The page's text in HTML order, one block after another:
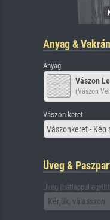
Anyag &
Anyag
Vászon
(Vászon
Vászon keret
Vászonkeret - Kép
Üveg &
Üveg (hátlappal
Kérjük, válasszon